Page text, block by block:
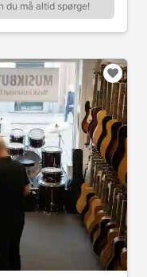
du må altid spørge!